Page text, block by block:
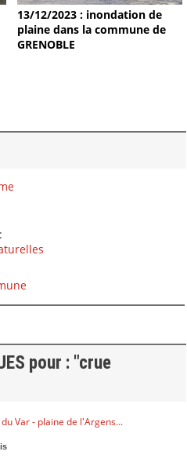
13/12/2023 : inondation de
plaine dans la commune de
GRENOBLE
:
pour : "crue
Var - plaine de l'Argens...